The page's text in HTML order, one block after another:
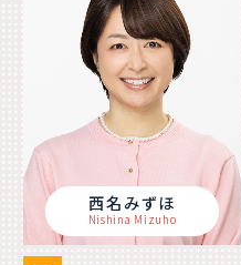
西名みずほ
Nishina Mizuho